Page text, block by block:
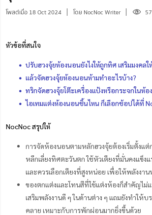
โพสต์เมื่อ 18 Oct 2024 โดย NocNoc Writer
หัวข้อที่สนใจ
ปรับฮวงจุ้ยห้องนอนยังไงให้ถูกทิศ เสริมมงคล
แล้วจัดฮวงจุ้ยห้องนอนห้ามทำอะไรบ้าง?
ทริกจัดฮวงจุ้ยโต๊ะเครื่องแป้งหรือกระจกในห้
ไอเทมแต่งห้องนอนชิ้นไหน ก็เลือกช้อปได้ที่
NocNoc สรุปให้
การจัดห้องนอนตามหลักฮวงจุ้ยต้องเริ่มตั้งแต่
หลีกเลี่ยงทิศตะวันตก ใช้หัวเตียงที่มั่นคงแข็งแ
และควรเลือกเตียงที่สูงหน่อย เพื่อให้พลังงาน
ของตกแต่งและโทนสีที่ใช้แต่งห้องก็สำคัญไม่
เสริมพลังงานดี ๆ ในด้านต่าง ๆ แถมยังทำให้
คลาย เหมาะกับการพักผ่อนมากยิ่งขึ้นด้วย